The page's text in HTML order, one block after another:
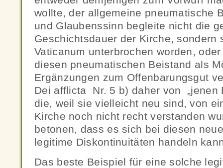
wollte, der allgemeine pneumatische
und Glaubenssinn begleite nicht die
Geschichtsdauer der Kirche, sondern
Vaticanum unterbrochen worden,
diesen pneumatischen Beistand als
Ergänzungen zum Offenbarungsgut
Dei afflicta Nr. 5 b) daher von „jenen
die, weil sie vielleicht neu sind, von
Kirche noch nicht recht verstanden
betonen, dass es sich bei diesen
legitime Diskontinuitäten handeln
Das beste Beispiel für eine solche